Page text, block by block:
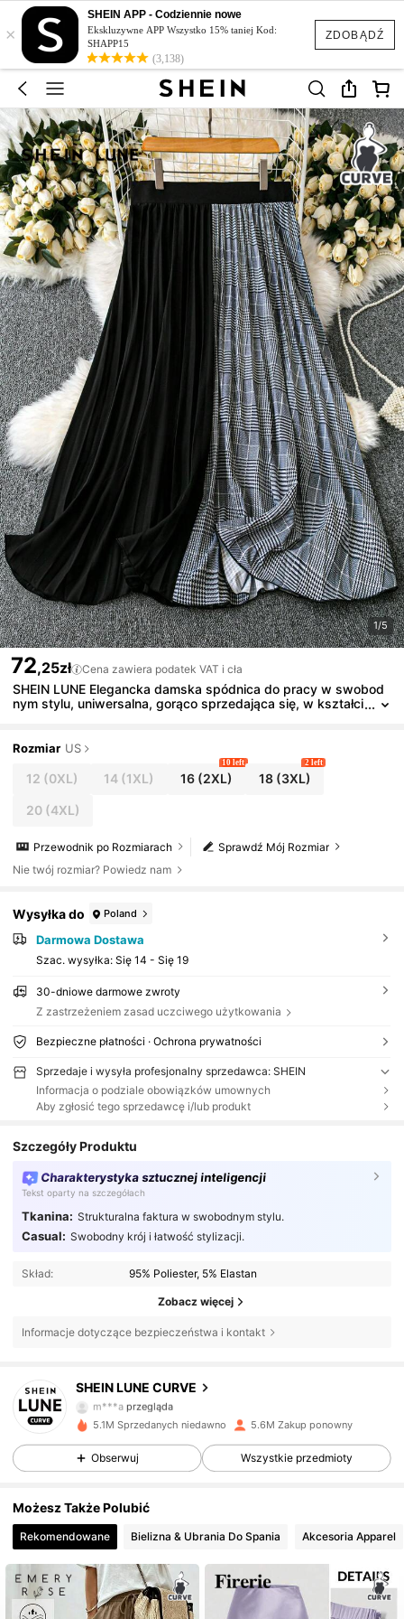
ZDOBĄDŹ
×
SHEIN APP - Codziennie nowe
Ekskluzywne APP Wszystko 15% taniej Kod:
SHAPP15
(3,138)
1/5
72,25zł Cena zawiera podatek VAT i cła
SHEIN LUNE Elegancka damska spódnica do pracy w swobod
nym stylu, uniwersalna, gorąco sprzedająca się, w kształci
Rozmiar US
12 (0XL) 14 (1XL) 16(2XL)
10 left
18(3XL)
2 left
20(4XL)
Sprawdź Mój Rozmiar
Przewodnik po Rozmiarach
Nie twój rozmiar? Powiedz nam
Wysyłka do Poland
Darmowa Dostawa
Szac. wysyłka: Się 14 - Się 19
30-dniowe darmowe zwroty
Z zastrzeżeniem zasad uczciwego użytkowania
Bezpieczne płatności · Ochrona prywatności
Sprzedaje i wysyła profesjonalny sprzedawca: SHEIN
Informacja o podziale obowiązków umownych
Aby zgłosić tego sprzedawcę i/lub produkt
Szczegóły Produktu
Charakterystyka sztucznej inteligencji
Tekst oparty na szczegółach
Tkanina: Strukturalna faktura w swobodnym stylu.
Casual: Swobodny krój i łatwość stylizacji.
Skład: 95% Poliester, 5% Elastan
Zobacz więcej
Informacje dotyczące bezpieczeństwa i kontakt
SHEIN LUNE CURVE
m***aprzegląda
4,84
450K Obserwujący
4,84 450K Obserwujący
4,84 450K Obserwujący
5.1M Sprzedanych niedawno 5.6M Zakup ponowny
Obserwuj Wszystkie przedmioty
Możesz Także Polubić
Rekomendowane Bielizna & Ubrania Do Spania Akcesoria Apparel